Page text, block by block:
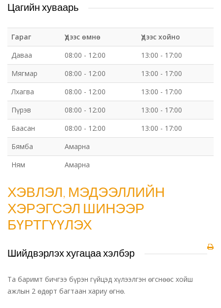
Цагийн хуваарь
Гараг Үдээс өмнө
Үдээс хойно
Даваа
08:00 - 12:00
13:00 - 17:00
Мягмар
08:00 - 12:00
13:00 - 17:00
Лхагва
08:00 - 12:00
13:00 - 17:00
Пүрэв
08:00 - 12:00
13:00 - 17:00
Баасан
08:00 - 12:00
13:00 - 17:00
Бямба
Амарна
Ням
Амарна
ХЭВЛЭЛ, МЭДЭЭЛЛИЙН
ХЭРЭГСЭЛ ШИНЭЭР
БҮРТГҮҮЛЭХ
Шийдвэрлэх хугацаа хэлбэр
Та баримт бичгээ бүрэн гүйцэд хүлээлгэн өгснөөс хойш
ажлын 2 өдөрт багтаан хариу өгнө.